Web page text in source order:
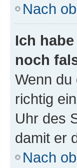
Nach
Ich
noch
Wenn du
richtig
Uhr des
damit er
Nach